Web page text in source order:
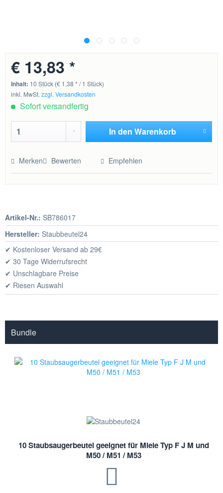
€ 13,83 *
Inhalt: 10 Stück (€ 1,38 * / 1 Stück)
inkl. MwSt.zzgl. Versandkosten
Sofort versandfertig
In den Warenkorb
Merken Bewerten Empfehlen
Artikel-Nr.: SB786017
Hersteller: Staubbeutel24
✔ Kostenloser Versand ab 29€
✔ 30 Tage Widerrufsrecht
✔ Unschlagbare Preise
✔ Riesen Auswahl
Bundle
10 Staubsaugerbeutel geeignet für Miele Typ F J M und
M50 / M51 / M53